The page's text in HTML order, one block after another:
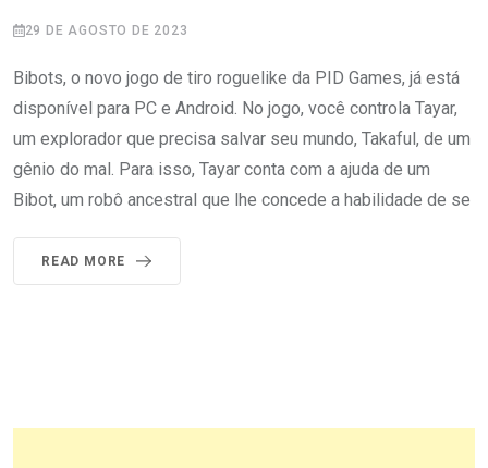
29 DE AGOSTO DE 2023
Bibots, o novo jogo de tiro roguelike da PID Games, já está
disponível para PC e Android. No jogo, você controla Tayar,
um explorador que precisa salvar seu mundo, Takaful, de um
gênio do mal. Para isso, Tayar conta com a ajuda de um
Bibot, um robô ancestral que lhe concede a habilidade de se
READ MORE